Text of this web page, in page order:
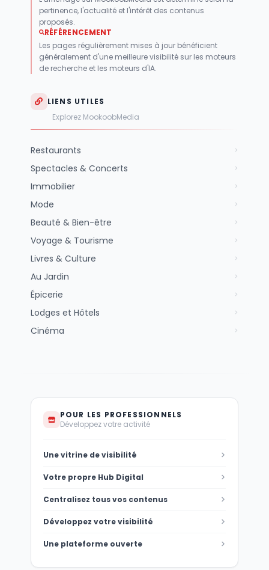
pertinence, l'actualité et l'intérêt des contenus
proposés.
RÉFÉRENCEMENT
Les pages régulièrement mises à jour bénéficient
généralement d'une meilleure visibilité sur les moteurs
de recherche et les moteurs d'IA.
LIENS UTILES
Explorez MookoobMedia
Restaurants
Spectacles & Concerts
Immobilier
Mode
Beauté & Bien-être
Voyage & Tourisme
Livres & Culture
Au Jardin
Épicerie
Lodges et Hôtels
Cinéma
POUR LES PROFESSIONNELS
Développez votre activité
Une vitrine de visibilité
Votre propre Hub Digital
Centralisez tous vos contenus
Développez votre visibilité
Une plateforme ouverte